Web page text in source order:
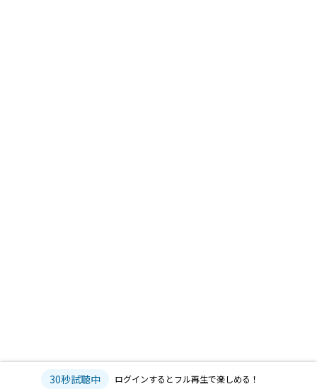
30秒試聴中 ログインするとフル再生で楽しめる！